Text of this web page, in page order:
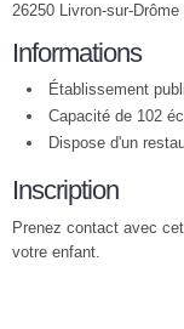
26250 Livron-sur-Drôme
Informations
Établissement
Capacité de 102
Dispose d'un
Inscription
Prenez contact avec
votre enfant.